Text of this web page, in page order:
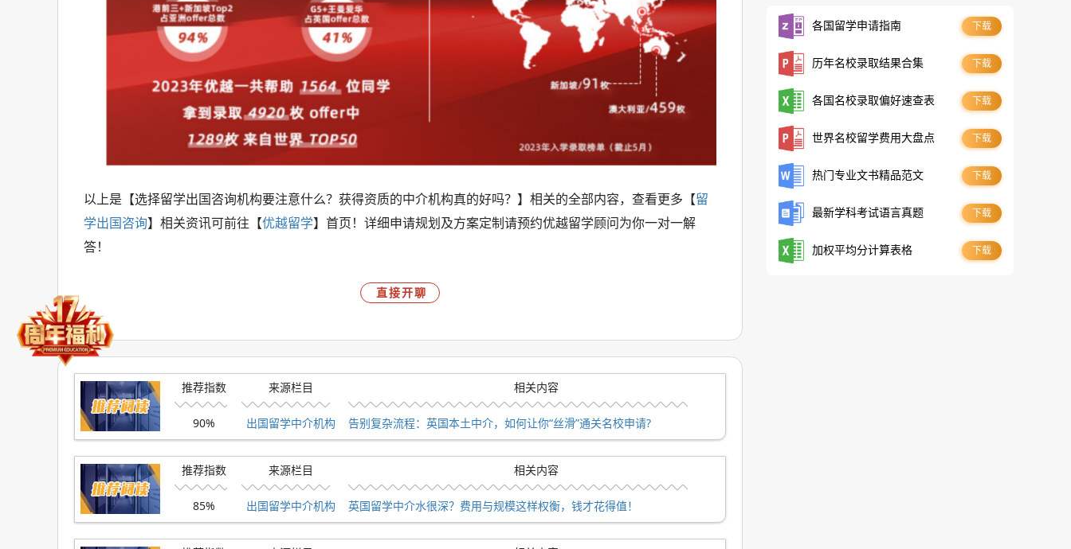
以上是【选择留学出国咨询机构要注意什么？获得资质的中介机构真的好吗？】相关的全部内容，查看更多【留
学出国咨询】相关资讯可前往【优越留学】首页！详细申请规划及方案定制请预约优越留学顾问为你一对一解
答！
直接开聊
推荐指数
90%
来源栏目
出国留学中介机构
相关内容
告别复杂流程：英国本土中介，如何让你“丝滑”通关名校申请?
推荐指数
85%
来源栏目
出国留学中介机构
相关内容
英国留学中介水很深？费用与规模这样权衡，钱才花得值！
各国留学申请指南 下载
历年名校录取结果合集 下载
各国名校录取偏好速查表 下载
世界名校留学费用大盘点 下载
热门专业文书精品范文 下载
最新学科考试语言真题 下载
加权平均分计算表格 下载